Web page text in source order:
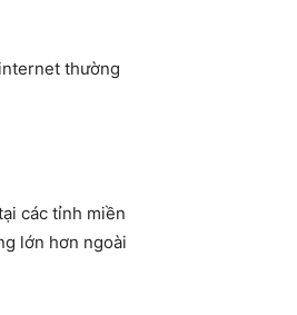
thường
các tỉnh miền
lớn hơn ngoài